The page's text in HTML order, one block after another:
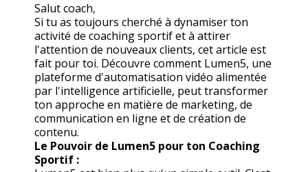
Salut coach,
Si tu as toujours cherché à dynamiser ton
activité de coaching sportif et à attirer
l'attention de nouveaux clients, cet article est
fait pour toi. Découvre comment Lumen5, une
plateforme d'automatisation vidéo alimentée
par l'intelligence artificielle, peut transformer
ton approche en matière de marketing, de
communication en ligne et de création de
contenu.
Le Pouvoir de Lumen5 pour ton Coaching
Sportif :